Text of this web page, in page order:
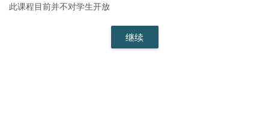
此课程目前并不对学生开放
继续